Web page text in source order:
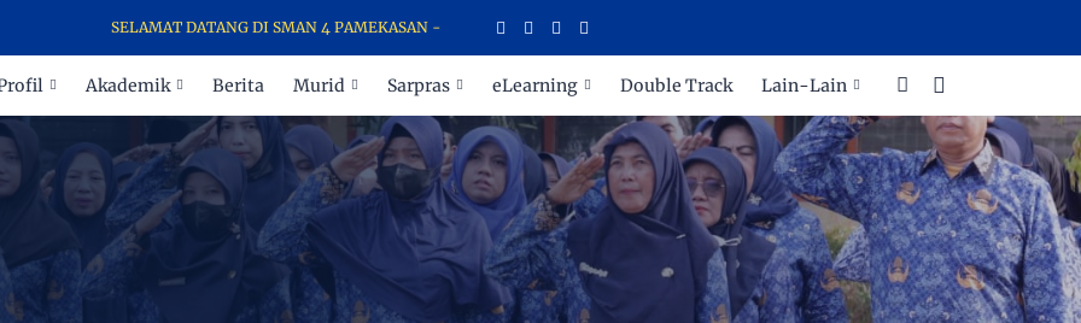
SELAMAT DATANG DI SMAN 4 PAMEKASAN - SEKOLAH PARA JUARA
Akademik Berita Murid Sarpras eLearning Double Track Lain-Lain